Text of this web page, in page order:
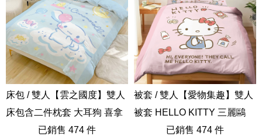
床包 / 雙人【雲之國度】雙人
床包含二件枕套 大耳狗 喜拿
已銷售 474 件
被套 / 雙人【愛物集趣】雙人
被套 HELLO KITTY 三麗鷗
ABF201已銷售 474 件